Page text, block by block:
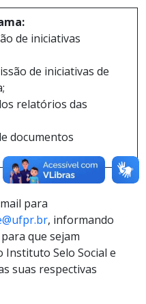
de iniciativas
de iniciativas de
relatórios das
documentos
para
, informando
para que sejam
Instituto Selo Social e
suas respectivas